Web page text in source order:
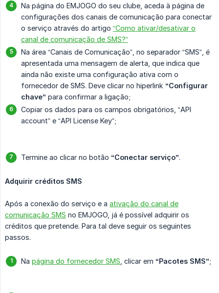
Na página do EMJOGO do seu clube, aceda à página de
configurações dos canais de comunicação para conectar
o serviço através do artigo “Como ativar/desativar o
canal de comunicação de SMS?”
Na área “Canais de Comunicação”, no separador “SMS”, é
apresentada uma mensagem de alerta, que indica que
ainda não existe uma configuração ativa com o
fornecedor de SMS. Deve clicar no hiperlink “Configurar
chave” para confirmar a ligação;
Copiar os dados para os campos obrigatórios, “API
account” e “API License Key”;
Termine ao clicar no botão “Conectar serviço”.
Adquirir créditos SMS
Após a conexão do serviço e a ativação do canal de
comunicação SMS no EMJOGO, já é possível adquirir os
créditos que pretende. Para tal deve seguir os seguintes
passos.
Na página do fornecedor SMS , clicar em “Pacotes SMS”;